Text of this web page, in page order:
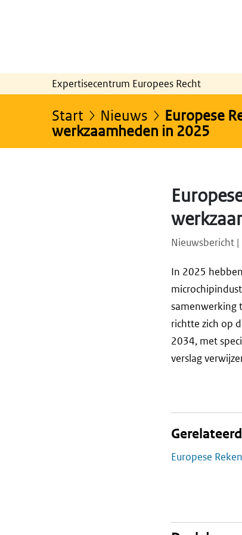
Expertisecentrum Europees Recht
Start Nieuws
Europese
werkzaamheden in 2025
Nieuwsbericht
In 2025
samenwerking
richtte zich op
2034, met
verslag
Europese